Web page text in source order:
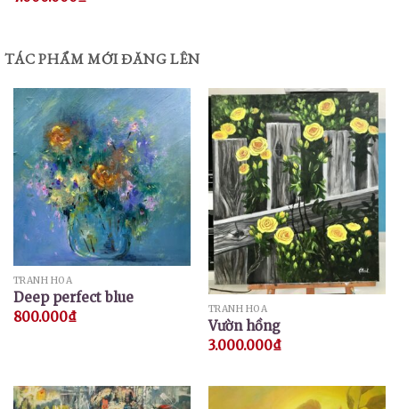
TÁC PHẨM MỚI ĐĂNG LÊN
TRANH HOA
Deep perfect blue
800.000₫ TRANH HOA
Vườn hồng
3.000.000₫